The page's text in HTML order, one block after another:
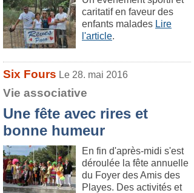
caritatif en faveur des
enfants malades Lire
l'article.
Six Fours Le 28. mai 2016
Vie associative
Une fête avec rires et
bonne humeur
En fin d'après-midi s'est
déroulée la fête annuelle
du Foyer des Amis des
Playes. Des activités et